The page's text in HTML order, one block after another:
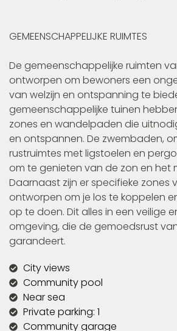
GEMEENSCHAPPELIJKE RUIMTES
De gemeenschappelijke ruimten
ontworpen om bewoners een
van welzijn en ontspanning te
gemeenschappelijke tuinen
zones en wandelpaden die
en ontspannen. De zwembaden,
rustruimtes met ligstoelen en
om te genieten van de zon en het
Daarnaast zijn er specifieke zones
ontworpen om je los te koppelen
op te doen. Dit alles in een veilige
omgeving, die de gemoedsrust
garandeert.
City views
Community pool
Near sea
Private parking: 1
Community garage